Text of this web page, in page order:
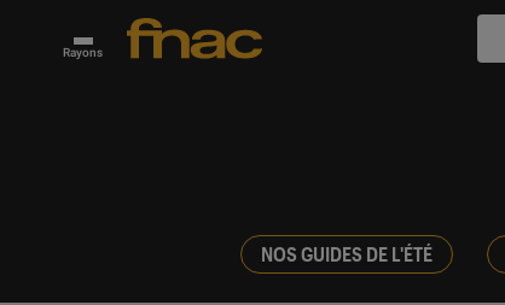
Rayons
NOS GUIDES DE L'ÉTÉ